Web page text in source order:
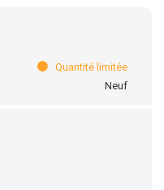
Quantité limitée
Neuf